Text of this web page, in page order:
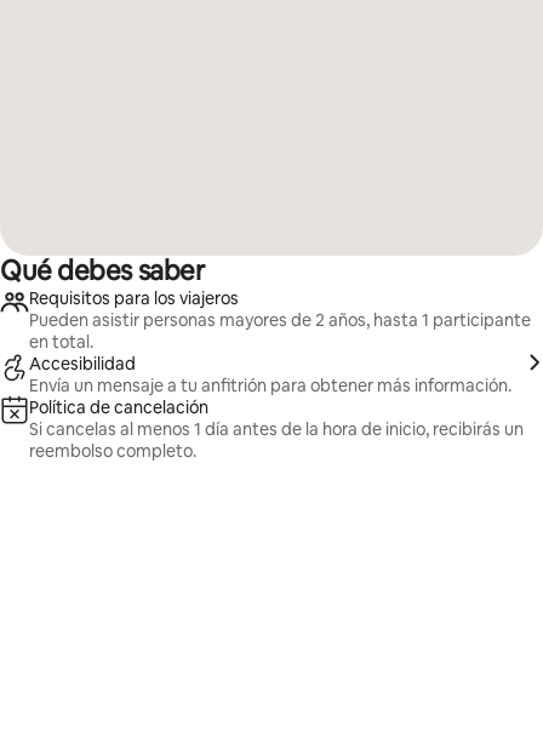
Qué debes saber
Requisitos para los viajeros
Pueden asistir personas mayores de 2 años, hasta 1 participante
en total.
Accesibilidad
Envía un mensaje a tu anfitrión para obtener más información.
Política de cancelación
Si cancelas al menos 1 día antes de la hora de inicio, recibirás un
reembolso completo.